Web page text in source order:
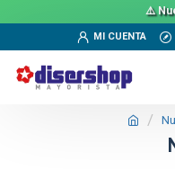
⚠️
MI CUENTA